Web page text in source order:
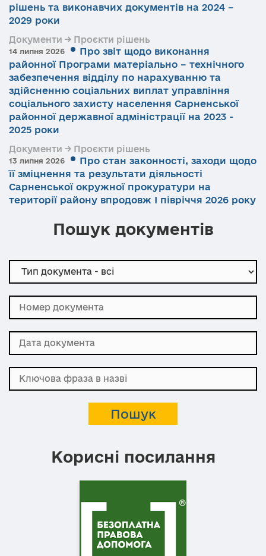
рішень та виконавчих документів на 2024 –
2029 роки
Документи → Проєкти рішень
14 липня 2026
Про звіт щодо виконання
районної Програми матеріально – технічного
забезпечення відділу по нарахуванню та
здійсненню соціальних виплат управління
соціального захисту населення Сарненської
районної державної адміністрації на 2023 -
2025 роки
Документи → Проєкти рішень
13 липня 2026
Про стан законності, заходи щодо
її зміцнення та результати діяльності
Сарненської окружної прокуратури на
території району впродовж І півріччя 2026 року
Пошук документів
Корисні посилання